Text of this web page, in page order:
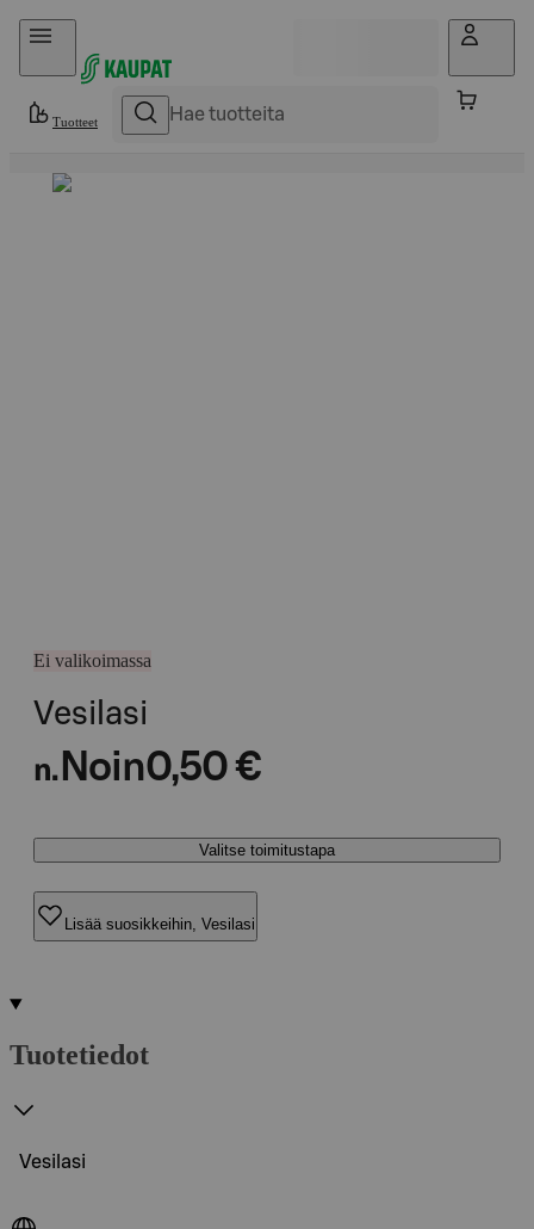
Hyppää sisältöön
Tuotteet
Ei valikoimassa
Vesilasi
n. Noin0,50 €
Valitse toimitustapa
Lisää suosikkeihin, Vesilasi
Tuotetiedot
Vesilasi